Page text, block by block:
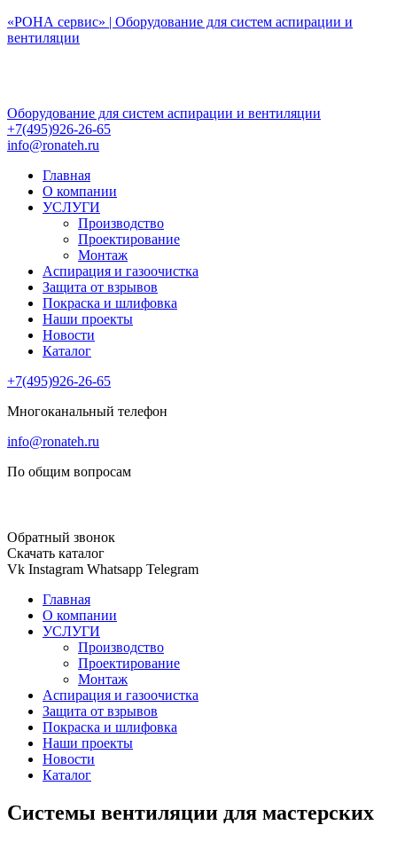
Перейти
к
«РОНА сервис» | Оборудование для систем аспирации и
вентиляции
Оборудование для систем аспирации и вентиляции
+7(495)926-26-65
info@ronateh.ru
Главная
О компании
УСЛУГИ
Производство
Проектирование
Монтаж
Аспирация и газоочистка
Защита от взрывов
Покраска и шлифовка
Наши проекты
Новости
Каталог
+7(495)926-26-65
Многоканальный телефон
info@ronateh.ru
По общим вопросам
Обратный звонок
Скачать каталог
Vk Instagram Whatsapp Telegram
Главная
О компании
УСЛУГИ
Производство
Проектирование
Монтаж
Аспирация и газоочистка
Защита от взрывов
Покраска и шлифовка
Наши проекты
Новости
Каталог
Системы вентиляции для мастерских